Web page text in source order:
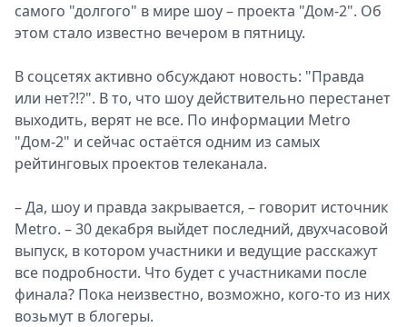
Metro
самого "долгого" в мире шоу – проекта "Дом-2". Об
этом стало известно вечером в пятницу.
В соцсетях активно обсуждают новость: "Правда
или нет?!?". В то, что шоу действительно перестанет
выходить, верят не все. По информации Metro
"Дом-2" и сейчас остаётся одним из самых
рейтинговых проектов телеканала.
– Да, шоу и правда закрывается, – говорит источник
Metro. – 30 декабря выйдет последний, двухчасовой
выпуск, в котором участники и ведущие расскажут
все подробности. Что будет с участниками после
финала? Пока неизвестно, возможно, кого-то из них
возьмут в блогеры.